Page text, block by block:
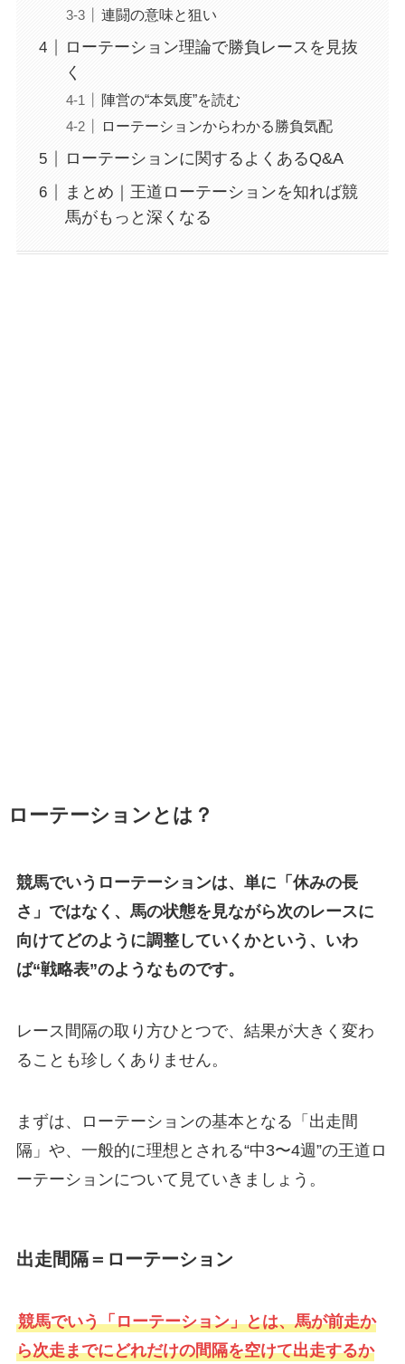
連闘の意味と狙い
ローテーション理論で勝負レースを見抜
く
陣営の“本気度”を読む
ローテーションからわかる勝負気配
ローテーションに関するよくあるQ&A
まとめ｜王道ローテーションを知れば競
馬がもっと深くなる
ローテーションとは？
競馬でいうローテーションは、単に「休みの長
さ」ではなく、馬の状態を見ながら次のレースに
向けてどのように調整していくかという、いわ
ば“戦略表”のようなものです。
レース間隔の取り方ひとつで、結果が大きく変わ
ることも珍しくありません。
まずは、ローテーションの基本となる「出走間
隔」や、一般的に理想とされる“中3〜4週”の王道ロ
ーテーションについて見ていきましょう。
出走間隔＝ローテーション
競馬でいう「ローテーション」とは、馬が前走か
ら次走までにどれだけの間隔を空けて出走するか